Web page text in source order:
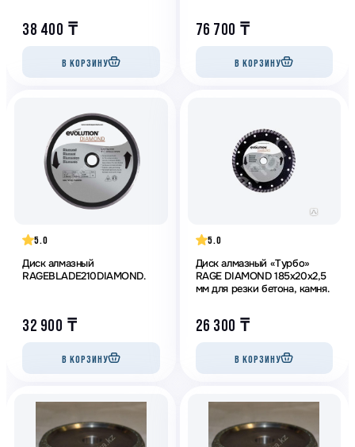
38 400 ₸
В КОРЗИНУ
76 700 ₸
В КОРЗИНУ
5.0
Диск алмазный
RAGEBLADE210DIAMOND.
32 900 ₸
В КОРЗИНУ
5.0
Диск алмазный «Турбо»
RAGE DIAMOND 185x20x2,5
мм для резки бетона, камня.
26 300 ₸
В КОРЗИНУ